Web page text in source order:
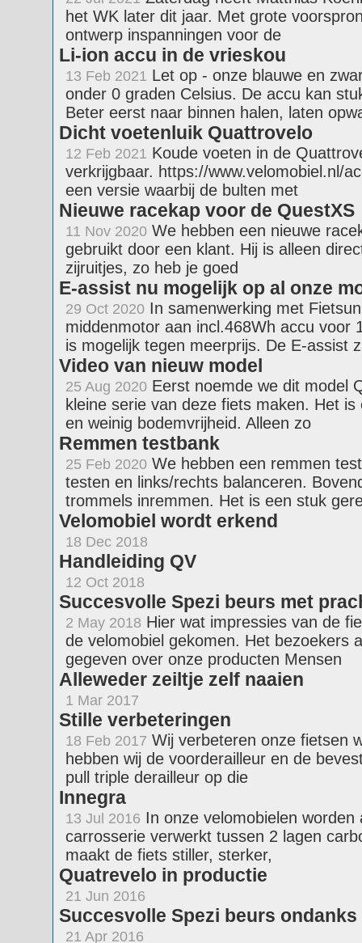
het WK later dit jaar. Met grote
ontwerp inspanningen voor de
Li-ion accu in de vrieskou
13 Feb 2021 Let op - onze blauwe en
onder 0 graden Celsius. De accu kan
Beter eerst naar binnen halen, laten
Dicht voetenluik Quattrovelo
12 Feb 2021 Koude voeten in de
verkrijgbaar. https://www.velomobiel.nl/
een versie waarbij de bulten met
Nieuwe racekap voor de QuestXS
11 Nov 2020 We hebben een nieuwe
gebruikt door een klant. Hij is alleen
zijruitjes, zo heb je goed
E-assist nu mogelijk op al onze
29 Oct 2020 In samenwerking met
middenmotor aan incl.468Wh accu voor
is mogelijk tegen meerprijs. De E-assist
Video van nieuw model
25 Aug 2020 Eerst noemde we dit model
kleine serie van deze fiets maken. Het
en weinig bodemvrijheid. Alleen zo
Remmen testbank
25 Feb 2020 We hebben een remmen
testen en links/rechts balanceren.
trommels inremmen. Het is een stuk
Velomobiel wordt erkend
18 Dec 2018
Handleiding QV
12 Oct 2018
Succesvolle Spezi beurs met
2 May 2018 Hier wat impressies van de
de velomobiel gekomen. Het bezoekers
gegeven over onze producten Mensen
Alleweder zeiltje zelf naaien
1 Mar 2017
Stille verbeteringen
18 Feb 2017 Wij verbeteren onze fietsen
hebben wij de voorderailleur en de
pull triple derailleur op die
Innegra
13 Jul 2016 In onze velomobielen
carrosserie verwerkt tussen 2 lagen
maakt de fiets stiller, sterker,
Quatrevelo in productie
21 Jun 2016
Succesvolle Spezi beurs
21 Apr 2016